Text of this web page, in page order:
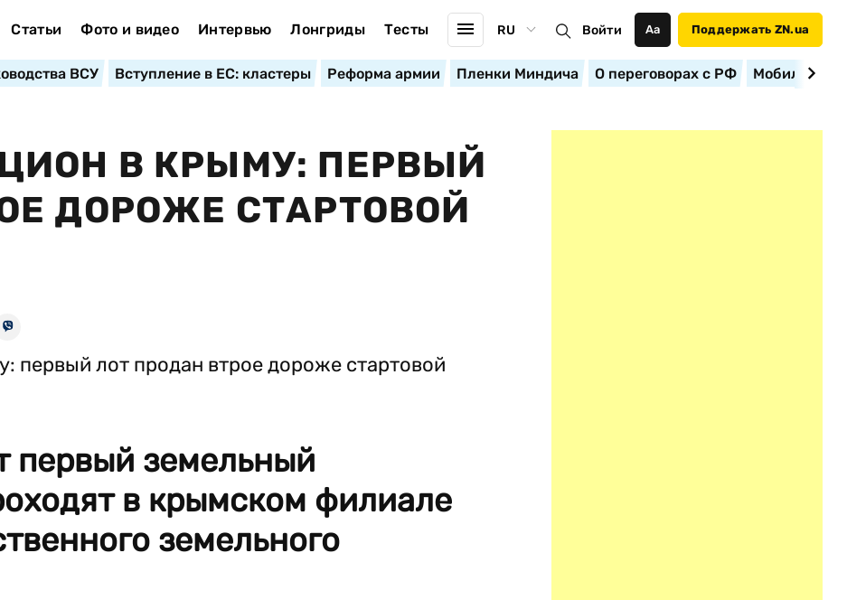
Статьи Фото и видео Интервью Лонгриды Тесты RU Войти Аа Поддержать ZN.ua
ВСУ Вступление в ЕС: кластеры Реформа армии Пленки Миндича О переговорах с РФ
В КРЫМУ: ПЕРВЫЙ
ДОРОЖЕ СТАРТОВОЙ
первый земельный
в крымском филиале
земельного